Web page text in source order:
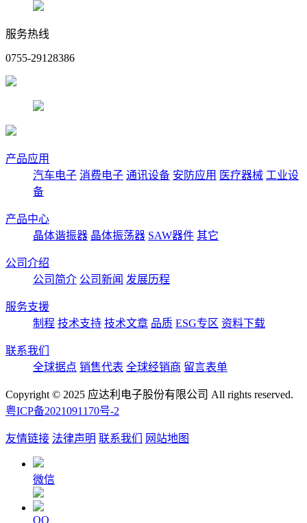
服务热线
0755-29128386
产品应用
汽车电子 消费电子 通讯设备 安防应用 医疗器械 工业设
备
产品中心
晶体谐振器 晶体振荡器 SAW器件 其它
公司介绍
公司简介 公司新闻 发展历程
服务支援
制程 技术支持 技术文章 品质 ESG专区 资料下载
联系我们
全球据点 销售代表 全球经销商 留言表单
Copyright © 2025 应达利电子股份有限公司 All rights reserved.
粤ICP备2021091170号-2
友情链接 法律声明 联系我们 网站地图
微信
QQ